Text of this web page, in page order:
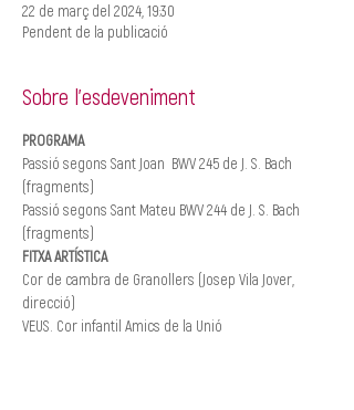
22 de març del 2024, 19:30
Pendent de la publicació
Sobre l'esdeveniment
PROGRAMA
Passió segons Sant Joan  BWV 245 de J. S. Bach
(fragments)
Passió segons Sant Mateu BWV 244 de J. S. Bach
(fragments)
FITXA ARTÍSTICA
Cor de cambra de Granollers (Josep Vila Jover,
direcció)
VEUS. Cor infantil Amics de la Unió